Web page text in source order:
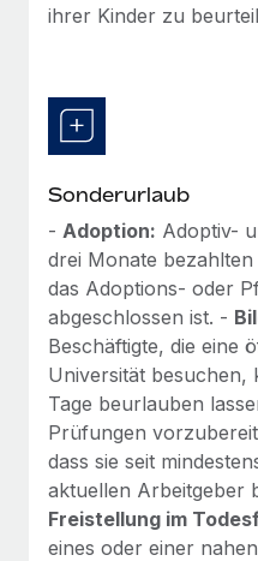
ihrer Kinder zu
Sonderurlaub
- Adoption: Adoptiv-
drei Monate
das Adoptions- oder
abgeschlossen ist. -
Beschäftigte, die eine
Universität besuchen,
Tage beurlauben
Prüfungen
dass sie seit
aktuellen Arbeitgeber
Freistellung im
eines oder einer